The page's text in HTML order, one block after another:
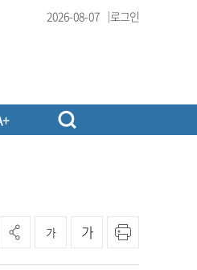
2026-08-07 로그인
가 가